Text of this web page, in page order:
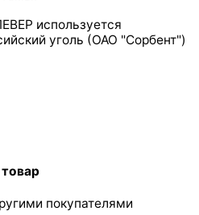
используется
уголь (ОАО "Сорбент")
покупателями